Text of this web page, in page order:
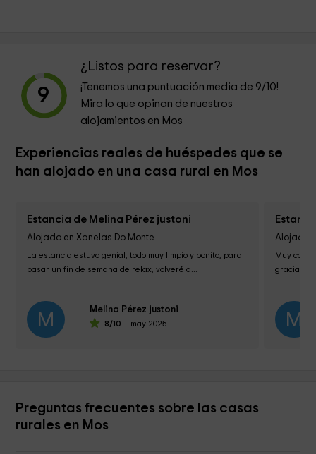
9
¿Listos para reservar?
¡Tenemos una puntuación media de 9/10!
Mira lo que opinan de nuestros
alojamientos en Mos
Experiencias reales de huéspedes que se
han alojado en una casa rural en Mos
Estancia de Melina Pérez justoni
Alojado en Xanelas Do Monte
La estancia estuvo genial, todo muy limpio y bonito, para
pasar un fin de semana de relax, volveré a...
M Melina Pérez justoni
8/10 may-2025
Alojado
Muy
gracias.
M
Preguntas frecuentes sobre las casas
rurales en Mos